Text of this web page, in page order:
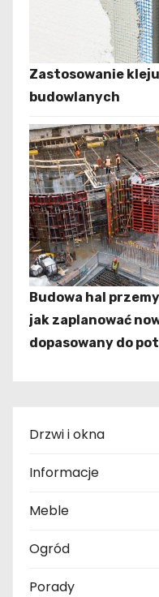
Zastosowanie
budowlanych
Budowa hal
jak zaplanować
dopasowany do
Drzwi i okna
Informacje
Meble
Ogród
Porady